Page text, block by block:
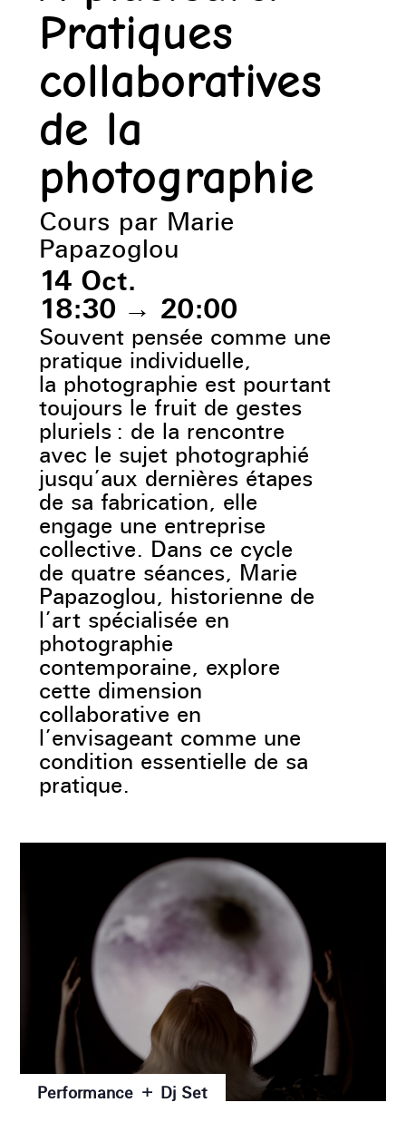
Pratiques
collaboratives
de la
photographie
Cours par Marie
Papazoglou
14 Oct.
18:30 → 20:00
Souvent pensée comme une
pratique individuelle,
la photographie est pourtant
toujours le fruit de gestes
pluriels : de la rencontre
avec le sujet photographié
jusqu’aux dernières étapes
de sa fabrication, elle
engage une entreprise
collective. Dans ce cycle
de quatre séances, Marie
Papazoglou, historienne de
l’art spécialisée en
photographie
contemporaine, explore
cette dimension
collaborative en
l’envisageant comme une
condition essentielle de sa
pratique.
Performance + Dj Set